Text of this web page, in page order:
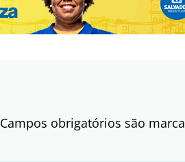
Campos obrigatórios são